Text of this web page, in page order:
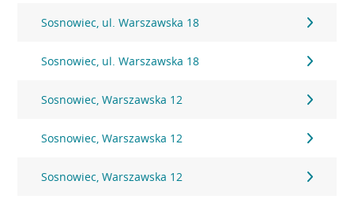
Sosnowiec, ul. Warszawska 18
Sosnowiec, ul. Warszawska 18
Sosnowiec, Warszawska 12
Sosnowiec, Warszawska 12
Sosnowiec, Warszawska 12